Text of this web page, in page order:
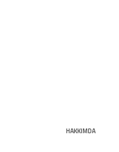
HAKKIMDA